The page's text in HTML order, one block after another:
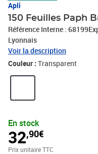
Apli
150 Feuilles Paph
Référence Interne :
Lyonnais
Voir la description
Couleur : Transparent
En stock
32,90€
Prix unitaire TTC